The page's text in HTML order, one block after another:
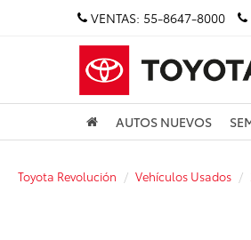
VENTAS: 55-8647-8000
AUTOS NUEVOS
Toyota Revolución Vehículos Usados